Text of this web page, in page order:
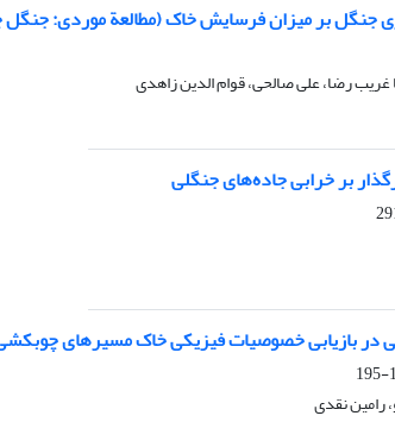
جنگل بر میزان فرسایش خاک (مطالعة موردی:
رضا، علی صالحی، قوام الدین زاهدی
بر خرابی جاده‌های جنگلی
در بازیابی خصوصیات فیزیکی خاک مسیرهای
رامین نقدی